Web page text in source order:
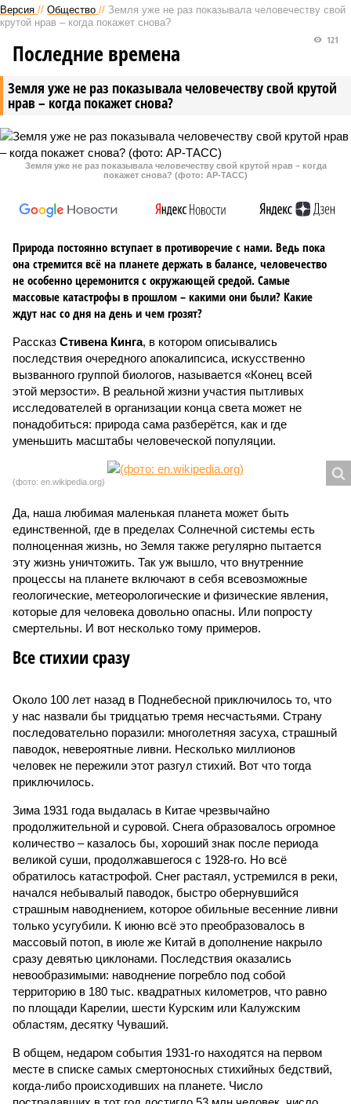
Версия // Общество // Земля уже не раз показывала человечеству свой
крутой нрав – когда покажет снова?
Земля уже не раз показывала человечеству свой крутой
нрав – когда покажет снова?
121
Последние времена
Земля уже не раз показывала человечеству свой крутой нрав – когда
покажет снова? (фото: АР-ТАСС)
Природа постоянно вступает в противоречие с нами. Ведь пока
она стремится всё на планете держать в балансе, человечество
не особенно церемонится с окружающей средой. Самые
массовые катастрофы в прошлом – какими они были? Какие
ждут нас со дня на день и чем грозят?
Рассказ Стивена Кинга, в котором описывались
последствия очередного апокалипсиса, искусственно
вызванного группой биологов, называется «Конец всей
этой мерзости». В реальной жизни участия пытливых
исследователей в организации конца света может не
понадобиться: природа сама разберётся, как и где
уменьшить масштабы человеческой популяции.
(фото: en.wikipedia.org)
Да, наша любимая маленькая планета может быть
единственной, где в пределах Солнечной системы есть
полноценная жизнь, но Земля также регулярно пытается
эту жизнь уничтожить. Так уж вышло, что внутренние
процессы на планете включают в себя всевозможные
геологические, метеорологические и физические явления,
которые для человека довольно опасны. Или попросту
смертельны. И вот несколько тому примеров.
Все стихии сразу
Около 100 лет назад в Поднебесной приключилось то, что
у нас назвали бы тридцатью тремя несчастьями. Страну
последовательно поразили: многолетняя засуха, страшный
паводок, невероятные ливни. Несколько миллионов
человек не пережили этот разгул стихий. Вот что тогда
приключилось.
Зима 1931 года выдалась в Китае чрезвычайно
продолжительной и суровой. Снега образовалось огромное
количество – казалось бы, хороший знак после периода
великой суши, продолжавшегося с 1928-го. Но всё
обратилось катастрофой. Снег растаял, устремился в реки,
начался небывалый паводок, быстро обернувшийся
страшным наводнением, которое обильные весенние ливни
только усугубили. К июню всё это преобразовалось в
массовый потоп, в июле же Китай в дополнение накрыло
сразу девятью циклонами. Последствия оказались
невообразимыми: наводнение погребло под собой
территорию в 180 тыс. квадратных километров, что равно
по площади Карелии, шести Курским или Калужским
областям, десятку Чуваший.
В общем, недаром события 1931-го находятся на первом
месте в списке самых смертоносных стихийных бедствий,
когда-либо происходивших на планете. Число